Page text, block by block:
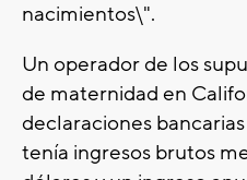
nacimientos\".
Un operador de los
de maternidad en
declaraciones
tenía ingresos brutos